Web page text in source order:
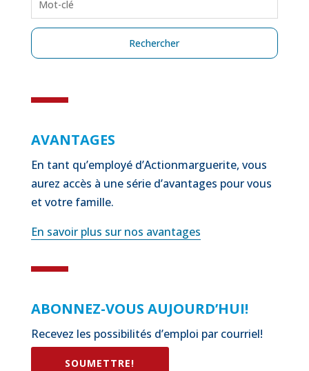
AVANTAGES
En tant qu’employé d’Actionmarguerite, vous
aurez accès à une série d’avantages pour vous
et votre famille.
En savoir plus sur nos avantages
ABONNEZ-VOUS AUJOURD’HUI!
Recevez les possibilités d’emploi par courriel!
SOUMETTRE!